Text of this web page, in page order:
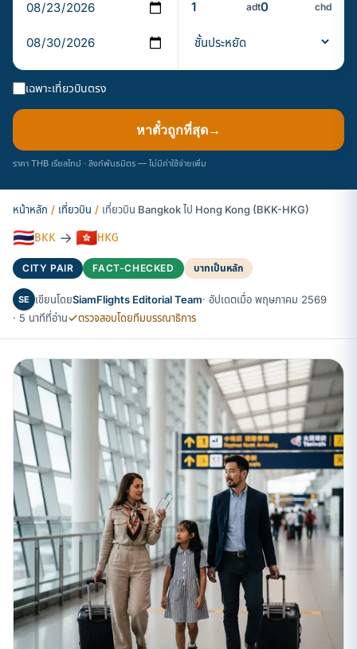
adt chd
เฉพาะเที่ยวบินตรง
หาตั๋วถูกที่สุด→
ราคา THB เรียลไทม์ · ลิงก์พันธมิตร — ไม่มีค่าใช้จ่ายเพิ่ม
หน้าหลัก / เที่ยวบิน / เที่ยวบิน Bangkok ไป Hong Kong (BKK-HKG)
🇹🇭BKK → 🇭🇰HKG
CITY PAIR FACT-CHECKED บาทเป็นหลัก
SE เขียนโดยSiamFlights Editorial Team· อัปเดตเมื่อ พฤษภาคม 2569
· 5 นาทีที่อ่าน
ตรวจสอบโดยทีมบรรณาธิการ